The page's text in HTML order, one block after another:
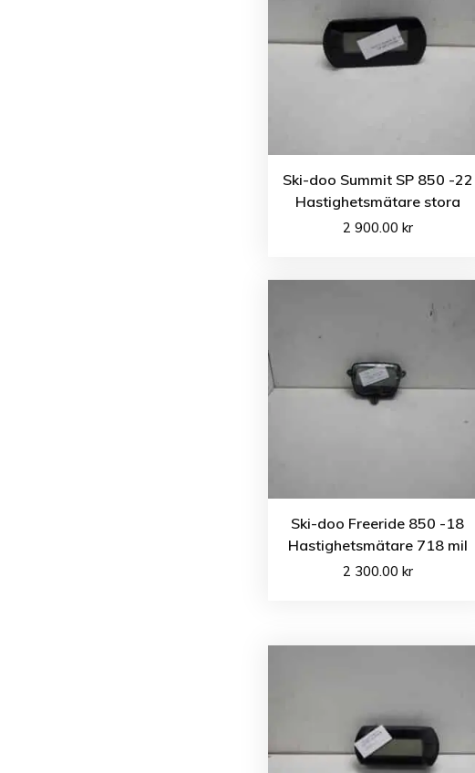
Ski-doo Summit SP 850 -22
Hastighetsmätare stora
2 900.00 kr
Ski-doo Freeride 850 -18
Hastighetsmätare 718 mil
2 300.00 kr